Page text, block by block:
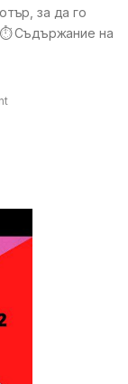
за да го
⏱ Съдържание на